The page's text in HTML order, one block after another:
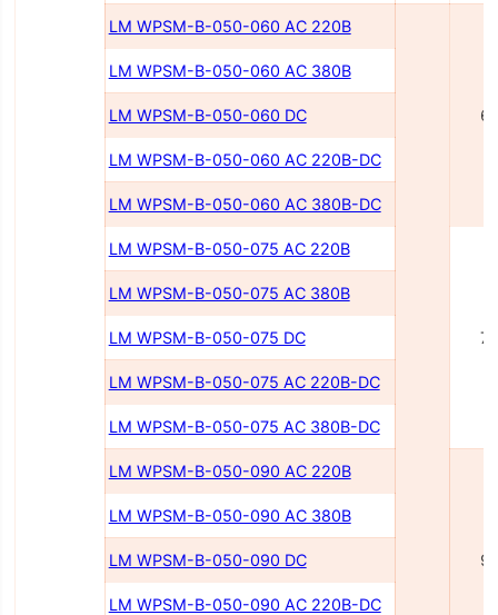
LM WPSM-B-050-060 AC 220B
LM WPSM-B-050-060 AC 380B
LM WPSM-B-050-060 DC
LM WPSM-B-050-060 AC 220В-DC
LM WPSM-B-050-060 AC 380В-DC
LM WPSM-B-050-075 AC 220В
LM WPSM-B-050-075 AC 380В
LM WPSM-B-050-075 DC
LM WPSM-B-050-075 AC 220В-DC
LM WPSM-B-050-075 AC 380В-DC
LM WPSM-B-050-090 AC 220В
LM WPSM-B-050-090 AC 380В
LM WPSM-B-050-090 DC
LM WPSM-B-050-090 AC 220В-DC